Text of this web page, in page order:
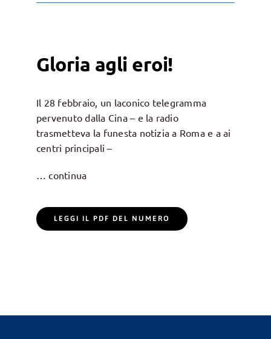
Gloria agli eroi!
Il 28 febbraio, un laconico telegramma
pervenuto dalla Cina – e la radio
trasmetteva la funesta notizia a Roma e a ai
centri principali –
… continua
LEGGI IL PDF DEL NUMERO